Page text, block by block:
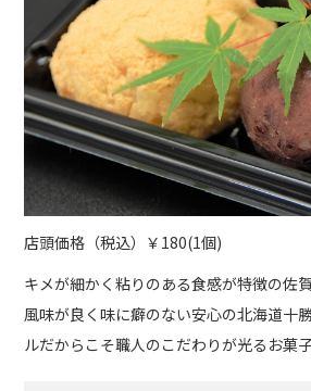
店頭価格（税込）￥180(1個)
キメが細かく粘りのある食感が特徴の佐
風味が良く味に癖のない安心の北海道十
ルだからこそ職人のこだわりが光るお菓子